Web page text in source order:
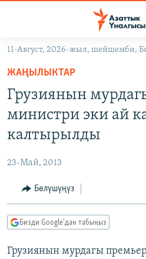
Навигацияга
өтүңүз
Издөөгө
салыңызКЫРГЫЗСТАН
МАДАНИЯТ
ДҮЙНӨ
ТВ ПРОГРАММАЛАР
БҮГҮН АЗАТТЫКТА
ДАНИСТЕ
ПОДКАСТ
11-Август, 2026-жыл, шейшемби,
ЖАҢЫЛЫКТАР
Грузиянын
министри эки ай
калтырылды
23-Май, 2013
Бөлүшүңүз
Бизди Google'дан табыңыз
Грузиянын мурдагы